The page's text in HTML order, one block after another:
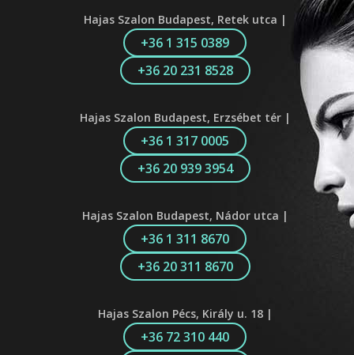
Hajas Szalon Budapest, Retek utca |
+36 1 315 0389
+36 20 231 8528
Hajas Szalon Budapest, Erzsébet tér |
+36 1 317 0005
+36 20 939 3954
Hajas Szalon Budapest, Nádor utca |
+36 1 311 8670
+36 20 311 8670
Hajas Szalon Pécs, Király u. 18 |
+36 72 310 440